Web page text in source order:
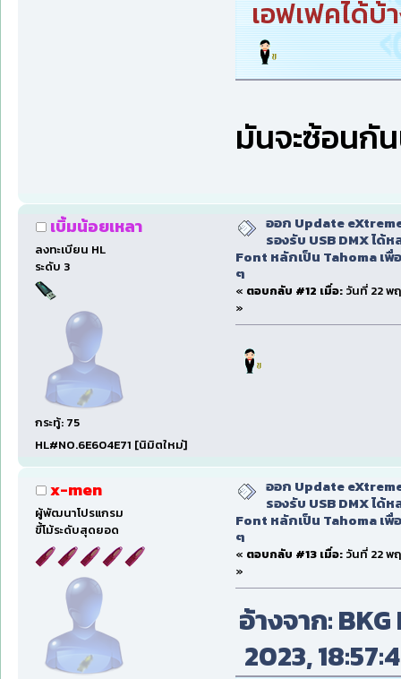
เอฟเฟคได้บ้
มันจะซ้อนกัน
เบิ้มน้อยเหลา
ลงทะเบียน HL
ระดับ 3
กระทู้: 75
HL#NO.6E604E71 [นิมิตใหม่]
ออก Update
รองรับ USB DMX ได้
Font หลักเป็น Tahoma เพื่
ๆ
« ตอบกลับ #12 เมื่อ: วันที่ 22 พ
»
x-men
ผู้พัฒนาโปรแกรม
ขี้โม้ระดับสุดยอด
ออก Update
รองรับ USB DMX ได้
Font หลักเป็น Tahoma เพื่
ๆ
« ตอบกลับ #13 เมื่อ: วันที่ 22 พ
»
อ้างจาก:
2023,